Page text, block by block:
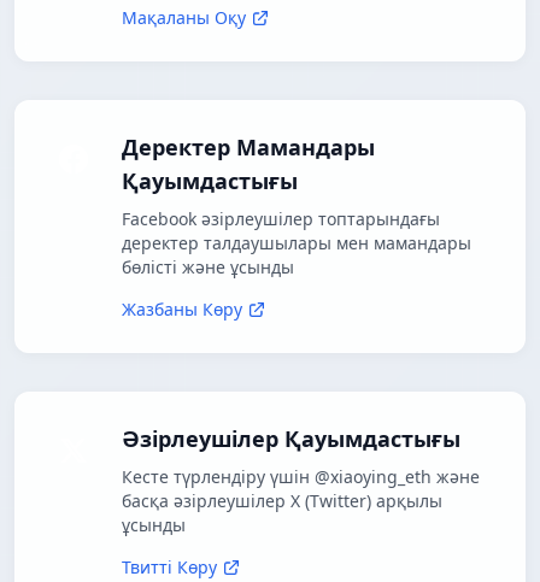
Мақаланы Оқу
Деректер Мамандары
Қауымдастығы
Facebook әзірлеушілер топтарындағы
деректер талдаушылары мен мамандары
бөлісті және ұсынды
Жазбаны Көру
Әзірлеушілер Қауымдастығы
Кесте түрлендіру үшін @xiaoying_eth және
басқа әзірлеушілер X (Twitter) арқылы
ұсынды
Твитті Көру